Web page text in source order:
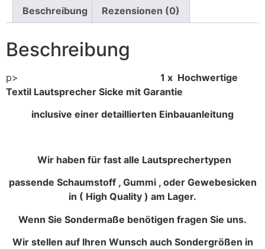
Beschreibung Rezensionen (0)
Beschreibung
p> 1 x Hochwertige
Textil Lautsprecher Sicke mit Garantie
inclusive einer detaillierten Einbauanleitung
Wir haben für fast alle Lautsprechertypen
passende Schaumstoff , Gummi , oder Gewebesicken
in ( High Quality ) am Lager.
Wenn Sie Sondermaße benötigen fragen Sie uns.
Wir stellen auf Ihren Wunsch auch Sondergrößen in